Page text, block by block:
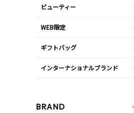
ビューティー
WEB限定
ギフトバッグ
インターナショナルブランド
BRAND